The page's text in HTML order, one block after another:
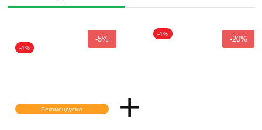
-5%
Рекомендуємо
-4%
+
-20%
-4%